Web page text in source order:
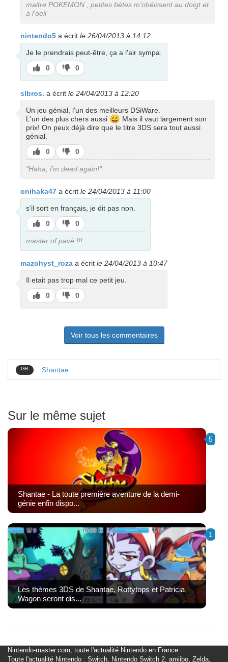
maitre POKEMON , petites bètes m'obéissent au doigt et
à l'oeil
nintendo5 a écrit le 26/04/2013 à 14:12
Je le prendrais peut-être, ça a l'air sympa.
J’aime
0
J’aime
pas
0
slbros. a écrit le 24/04/2013 à 12:20
Un jeu génial, l'un des meilleurs DSiWare.
L'un des plus chers aussi 😄 Mais il vaut largement son
prix! On peux déjà dire que le titre 3DS sera tout aussi
génial.
J’aime
0
J’aime
pas
0
"Haha, i'm dead again!"
onihaka47 a écrit le 24/04/2013 à 11:00
s'il sort en français, je dit pas non.
J’aime
0
J’aime
pas
0
master of pavé !!!
mazohyst_roza a écrit le 24/04/2013 à 10:47
Il etait pas trop mal ce petit jeu.
J’aime
0
J’aime
pas
0
Voir tous les commentaires
GB Shantae
Sur le même sujet
5
Shantae - La toute première aventure de la demi-
génie enfin dispo...
1
Les thèmes 3DS de Shantae, Rottytops et Patricia
Wagon seront dis...
Nintendo-master.com, toute l'actualité Nintendo en France
Toute l'actualité Nintendo : Switch, Nintendo Switch 2, amiibo, Zelda,